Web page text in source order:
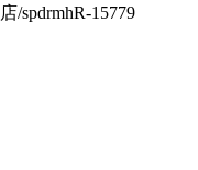
/spdrmhR-15779